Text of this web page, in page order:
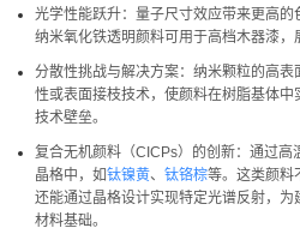
光学性能跃升：量子尺寸效应带来更高
纳米氧化铁透明颜料可用于高档木器漆，
分散性挑战与解决方案：纳米颗粒的高
性或表面接枝技术，使颜料在树脂基体
技术壁垒。
复合无机颜料（CICPs）的创新：通过高
晶格中，如钛镍黄、 钛铬棕等。这类颜料
还能通过晶格设计实现特定光谱反射，
材料基础。